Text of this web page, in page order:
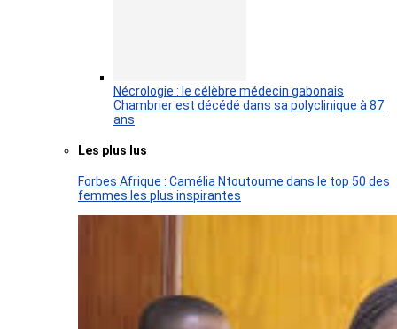
Nécrologie : le célèbre médecin gabonais
Chambrier est décédé dans sa polyclinique à 87
ans
Les plus lus
Forbes Afrique : Camélia Ntoutoume dans le top 50 des
femmes les plus inspirantes